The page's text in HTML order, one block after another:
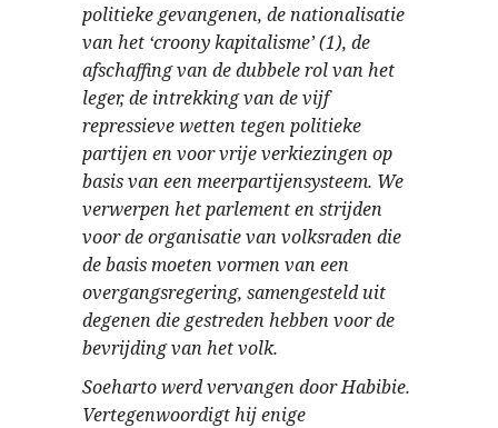
politieke gevangenen, de nationalisatie
van het ‘croony kapitalisme’ (1), de
afschaffing van de dubbele rol van het
leger, de intrekking van de vijf
repressieve wetten tegen politieke
partijen en voor vrije verkiezingen op
basis van een meerpartijensysteem. We
verwerpen het parlement en strijden
voor de organisatie van volksraden die
de basis moeten vormen van een
overgangsregering, samengesteld uit
degenen die gestreden hebben voor de
bevrijding van het volk.
Soeharto werd vervangen door Habibie.
Vertegenwoordigt hij enige